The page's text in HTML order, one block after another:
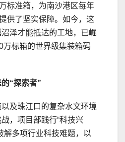
标准箱，为南沙港区每年
供了坚实保障。如今，这
泽才能抵达的工地，已崛
万标箱的世界级集装箱码
“探索者”
及珠江口的复杂水文环境
，项目部践行“科技兴
解多项行业科技难题，以